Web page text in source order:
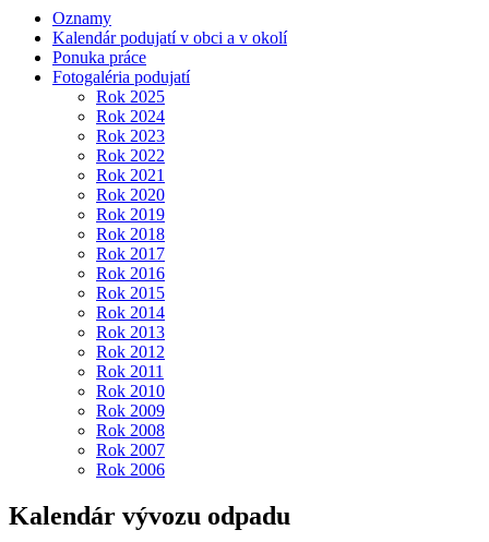
Oznamy
Kalendár podujatí v obci a v okolí
Ponuka práce
Fotogaléria podujatí
Rok 2025
Rok 2024
Rok 2023
Rok 2022
Rok 2021
Rok 2020
Rok 2019
Rok 2018
Rok 2017
Rok 2016
Rok 2015
Rok 2014
Rok 2013
Rok 2012
Rok 2011
Rok 2010
Rok 2009
Rok 2008
Rok 2007
Rok 2006
Kalendár vývozu odpadu